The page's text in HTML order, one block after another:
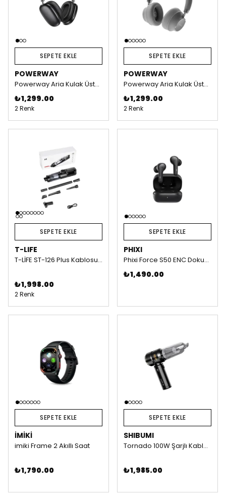
SEPETE EKLE
POWERWAY
Powerway Aria Kulak Üstü Bluetooth Kulaklık - Siyah
₺ 1,299.00
2 Renk
SEPETE EKLE
POWERWAY
Powerway Aria Kulak Üstü Bluetooth Kulaklık - Gri
₺ 1,299.00
2 Renk
SEPETE EKLE
T-LIFE
T-LİFE ST-126 Plus Kablosuz Şarjlı Araç Süpürgesi - Gri
₺ 1,998.00
2 Renk
SEPETE EKLE
PHIXI
Phixi Force S50 ENC Dokunmatik Panelli Bluetooth Kulaklık
₺ 1,490.00
SEPETE EKLE
İMİKİ
imiki Frame 2 Akıllı Saat
₺ 1,790.00
SEPETE EKLE
SHIBUMI
Tornado 100W Şarjlı Kablosuz Araç İçi Süpürge GARANTİLİ
₺ 1,985.00